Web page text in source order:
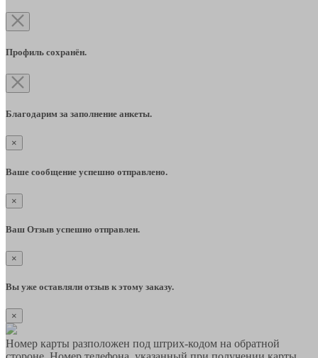
Профиль сохранён.
Благодарим за заполнение анкеты.
×
Ваше сообщение успешно отправлено.
×
Ваш Отзыв успешно отправлен.
×
Вы уже оставляли отзыв к этому заказу.
×
Номер карты разположен под штрих-кодом на обратной